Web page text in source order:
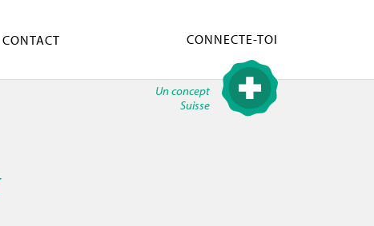
CONTACT CONNECTE-TOI
Un concept
Suisse